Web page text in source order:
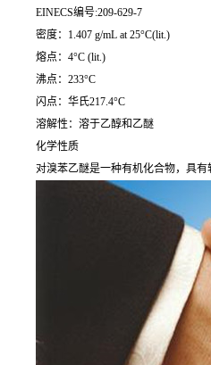
EINECS编号:209-629-7
密度：1.407 g/mL at 25°C(lit.)
熔点：4°C (lit.)
沸点：233°C
闪点：华氏217.4°C
溶解性：溶于乙醇和乙醚
化学性质
对溴苯乙醚是一种有机化合物，具